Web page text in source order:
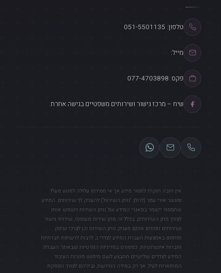
טלפון: 051-5501135
מייל:
פקס: 077-4703898
שיח – מרכז גישור ושירותים משפטיים בגישה אחרת
אין חובה חוקית למסור מידע אך אי מסירתו עלולה למנוע מעו"ד
ומגשר אורי עמר (להלן: "נותן השירות") להעניק לך שירותים. המידע
שתמסור יישמר במאגרי המידע של נותן השירות וישמש אותו
לצורך מתן השירותים, בכלל זה מתן שירות משפטי, שירותי גישור
ושירותים נוספים אותם מעניק נותן השירות וכן לצרכי שיווק
ופרסום באמצעות העברת המידע לצדדי ג', לרבות לרשתות חברתיות
וחברות אינטרנטיות, כמפורט במדיניות הפרטיות שבאתר. העברת
המידע לצדדים שלישיים תתבצע לשם מימוש מטרות העיבוד
המתוארות לעיל, אך רק במידה הנדרשת, וביניהם לצורך הספקת